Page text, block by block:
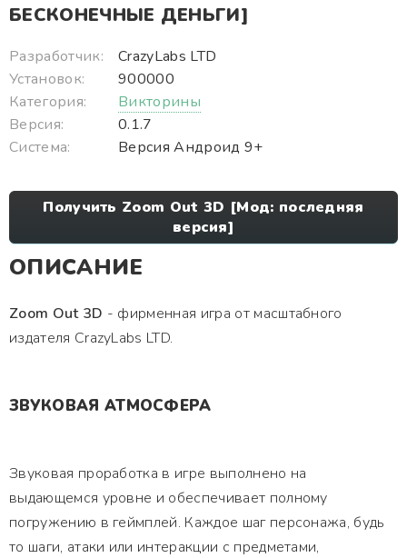
БЕСКОНЕЧНЫЕ ДЕНЬГИ]
Разработчик:
CrazyLabs LTD
Установок:
900000
Категория:
Викторины
Версия:
0.1.7
Система:
Версия Андроид 9+
Получить Zoom Out 3D [Мод: последняя
версия]
ОПИСАНИЕ
Zoom Out 3D - фирменная игра от масштабного
издателя CrazyLabs LTD.
ЗВУКОВАЯ АТМОСФЕРА
Звуковая проработка в игре выполнено на
выдающемся уровне и обеспечивает полному
погружению в геймплей. Каждое шаг персонажа, будь
то шаги, атаки или интеракции с предметами,